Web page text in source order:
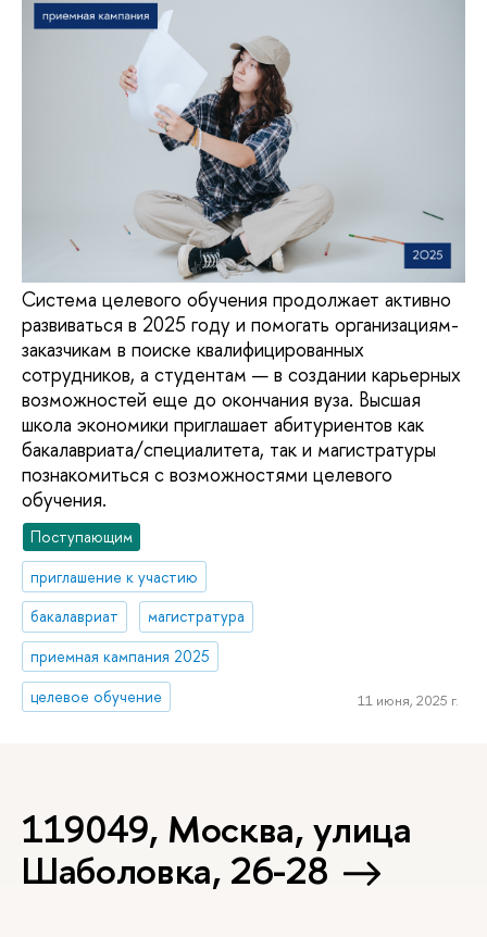
Система целевого обучения продолжает активно
развиваться в 2025 году и помогать организациям-
заказчикам в поиске квалифицированных
сотрудников, а студентам — в создании карьерных
возможностей еще до окончания вуза. Высшая
школа экономики приглашает абитуриентов как
бакалавриата/специалитета, так и магистратуры
познакомиться с возможностями целевого
обучения.
Поступающим
приглашение к участию
бакалавриат
магистратура
приемная кампания 2025
целевое обучение
11 июня, 2025 г.
119049, Москва, улица
Шаболовка, 26-28